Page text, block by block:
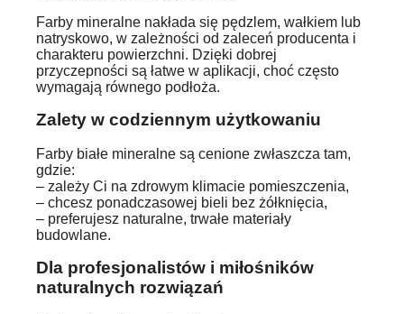
Farby mineralne nakłada się pędzlem, wałkiem lub
natryskowo, w zależności od zaleceń producenta i
charakteru powierzchni. Dzięki dobrej
przyczepności są łatwe w aplikacji, choć często
wymagają równego podłoża.
Zalety w codziennym użytkowaniu
Farby białe mineralne są cenione zwłaszcza tam,
gdzie:
– zależy Ci na zdrowym klimacie pomieszczenia,
– chcesz ponadczasowej bieli bez żółknięcia,
– preferujesz naturalne, trwałe materiały
budowlane.
Dla profesjonalistów i miłośników
naturalnych rozwiązań